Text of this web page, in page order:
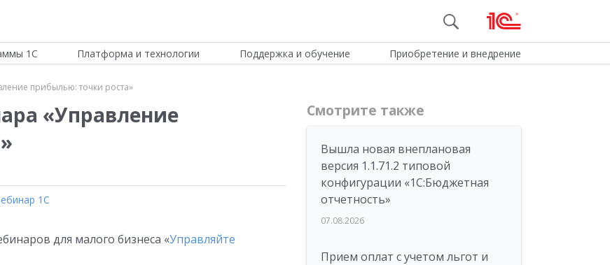
1С Платформа и технологии Поддержка и обучение Приобретение и внедрение
прибылью: точки роста»
«Управление
1С
для малого бизнеса «Управляйте
Смотрите также
Вышла новая внеплановая
версия 1.1.71.2 типовой
конфигурации «1C:Бюджетная
отчетность»
07.08.2026
Прием оплат с учетом льгот и